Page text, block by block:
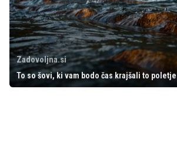
Zadovoljna.si
To so šovi, ki vam bodo čas krajšali to poletje